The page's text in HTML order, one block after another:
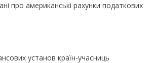
про американські рахунки податкових
установ країн-учасниць